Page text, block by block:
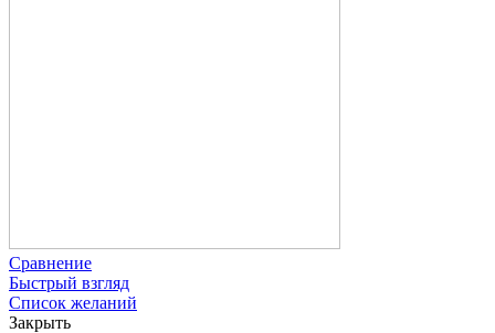
Сравнение
Быстрый взгляд
Список желаний
Закрыть